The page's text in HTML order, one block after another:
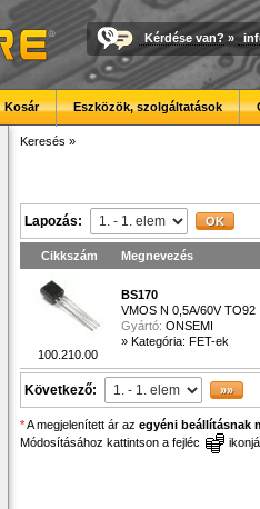
Kérdése van? »
Kosár Eszközök, szolgáltatások
Keresés »
Lapozás:
Cikkszám Megnevezés
100.210.00
BS170
VMOS N 0,5A/60V TO92
Gyártó: ONSEMI
» Kategória: FET-ek
Következő:
*A megjelenített ár az egyéni beállításnak
Módosításához kattintson a fejléc